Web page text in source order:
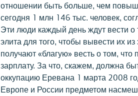
отношении быть больше, чем
сегодня 1 млн 146 тыс. человек,
Эти люди каждый день ждут вести о
элита для того, чтобы вывести их
получают «благую» весть о том,
зарплату. За что, скажем, должна
оккупацию Еревана 1 марта 2008
Европе и России предметом